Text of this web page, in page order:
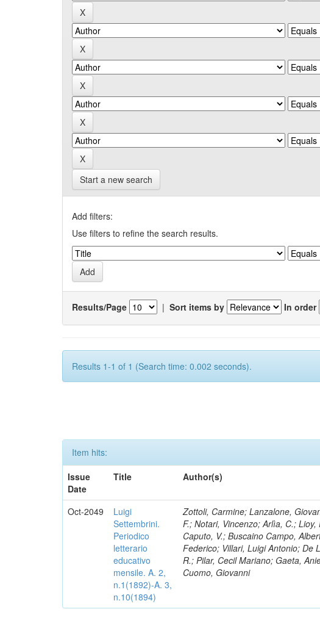
Start a new search
Add filters:
Use filters to refine the search results.
Results/Page | Sort items by In order
Results 1-1 of 1 (Search time: 0.002 seconds).
Item hits:
Issue
Date
Title Author(s)
Oct-2049
Luigi
Settembrini.
Periodico
letterario
educativo
mensile. A. 2,
n.1(1892)-A. 3,
n.10(1894)
Zottoli, Carmine; Lanzalone,
F.; Notari, Vincenzo; Arlìa, C.;
Caputo, V.; Buscaino Campo,
Federico; Villari, Luigi Antonio; De
R.; Pilar, Cecil Mariano; Gaeta,
Cuomo, Giovanni